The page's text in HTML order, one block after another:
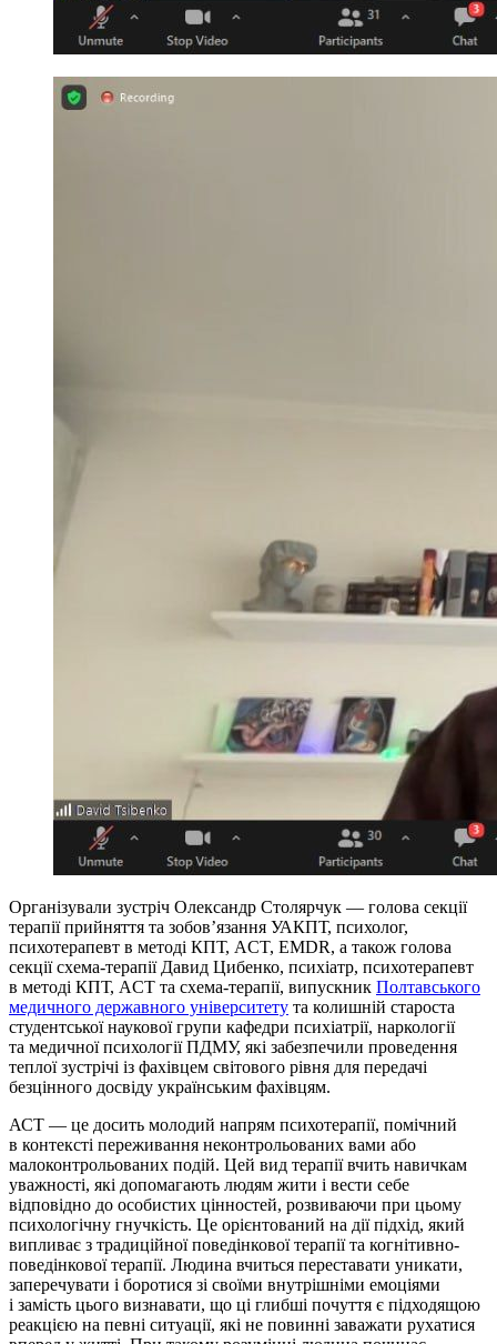
Організували зустріч Олександр Столярчук — голова секції
терапії прийняття та зобовʼязання УАКПТ, психолог,
психотерапевт в методі КПТ, ACT, EMDR, а також голова
секції схема-терапії Давид Цибенко, психіатр, психотерапевт
в методі КПТ, ACT та схема-терапії, випускник Полтавського
медичного державного університету та колишній староста
студентської наукової групи кафедри психіатрії, наркології
та медичної психології ПДМУ, які забезпечили проведення
теплої зустрічі із фахівцем світового рівня для передачі
безцінного досвіду українським фахівцям.
АСТ — це досить молодий напрям психотерапії, помічний
в контексті переживання неконтрольованих вами або
малоконтрольованих подій. Цей вид терапії вчить навичкам
уважності, які допомагають людям жити і вести себе
відповідно до особистих цінностей, розвиваючи при цьому
психологічну гнучкість. Це орієнтований на дії підхід, який
випливає з традиційної поведінкової терапії та когнітивно-
поведінкової терапії. Людина вчиться переставати уникати,
заперечувати і боротися зі своїми внутрішніми емоціями
і замість цього визнавати, що ці глибші почуття є підходящою
реакцією на певні ситуації, які не повинні заважати рухатися